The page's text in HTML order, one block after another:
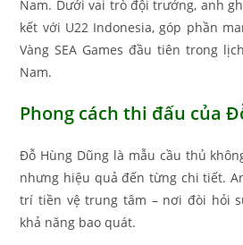
Nam. Dưới vai trò đội trưởng, anh
kết với U22 Indonesia, góp phần
Vàng SEA Games đầu tiên trong
Nam.
Phong cách thi đấu của
Đỗ Hùng Dũng là mẫu cầu thủ
nhưng hiệu quả đến từng chi tiết.
trí tiền vệ trung tâm – nơi đòi hỏi
khả năng bao quát.